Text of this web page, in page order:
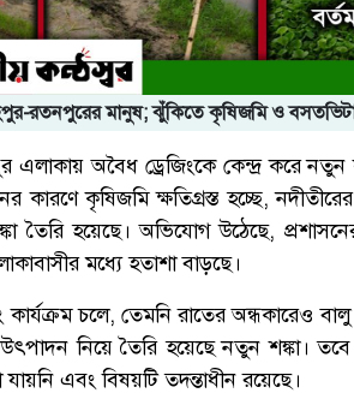
রতনপুরের মানুষ; ঝুঁকিতে কৃষিজমি ও
অবৈধ ড্রেজিংকে কেন্দ্র করে নতুন
কারণে কৃষিজমি ক্ষতিগ্রস্ত হচ্ছে, নদীতীরের
তৈরি হয়েছে। অভিযোগ উঠেছে,
মধ্যে হতাশা বাড়ছে।
কার্যক্রম চলে, তেমনি রাতের অন্ধকারেও
নিয়ে তৈরি হয়েছে নতুন শঙ্কা।
যায়নি এবং বিষয়টি তদন্তাধীন রয়েছে।